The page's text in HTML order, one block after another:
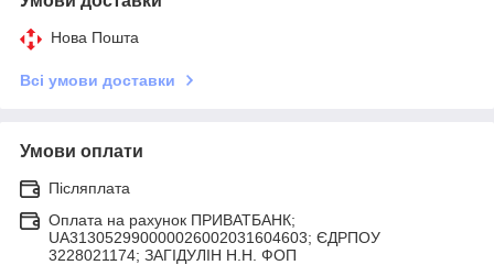
Нова Пошта
Всі умови доставки
Умови оплати
Післяплата
Оплата на рахунок ПРИВАТБАНК;
UA313052990000026002031604603; ЄДРПОУ
3228021174; ЗАГIДУЛIН Н.Н. ФОП